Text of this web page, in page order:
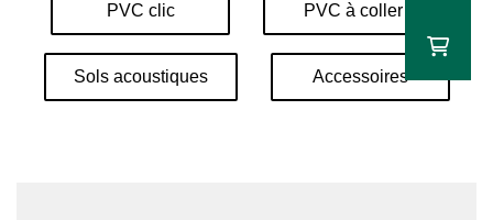
PVC clic PVC à coller
Sols acoustiques Accessoires